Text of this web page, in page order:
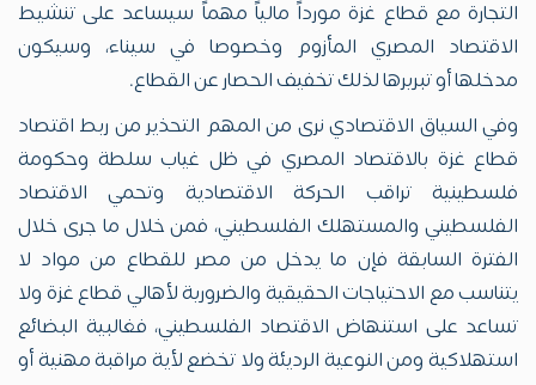
التجارة مع قطاع غزة مورداً مالياً مهماً سيساعد على تنشيط
الاقتصاد المصري المأزوم وخصوصا في سيناء، وسيكون
مدخلها أو تبريرها لذلك تخفيف الحصار عن القطاع.
وفي السياق الاقتصادي نرى من المهم التحذير من ربط اقتصاد
قطاع غزة بالاقتصاد المصري في ظل غياب سلطة وحكومة
فلسطينية تراقب الحركة الاقتصادية وتحمي الاقتصاد
الفلسطيني والمستهلك الفلسطيني، فمن خلال ما جرى خلال
الفترة السابقة فإن ما يدخل من مصر للقطاع من مواد لا
يتناسب مع الاحتياجات الحقيقية والضرورية لأهالي قطاع غزة ولا
تساعد على استنهاض الاقتصاد الفلسطيني، فغالبية البضائع
استهلاكية ومن النوعية الرديئة ولا تخضع لأية مراقبة مهنية أو